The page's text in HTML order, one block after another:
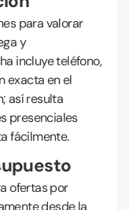
para valorar
y
incluye teléfono,
exacta en el
así resulta
presenciales
fácilmente.
ofertas por
desde la